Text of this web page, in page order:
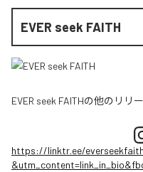
EVER seek FAITH
EVER seek FAITHの他のリリー
https://linktr.ee/